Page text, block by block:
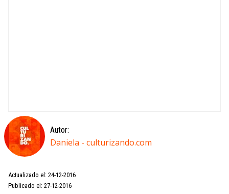
Autor:
Daniela - culturizando.com
Actualizado el: 24-12-2016
Publicado el: 27-12-2016